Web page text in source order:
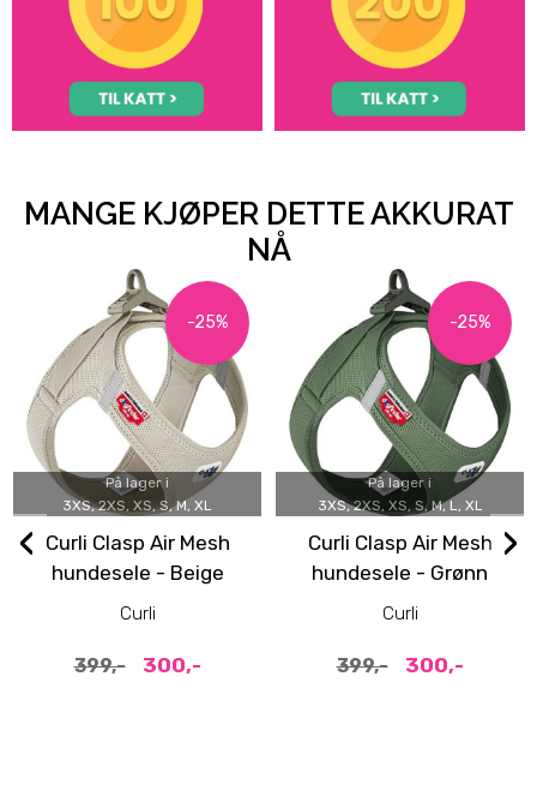
MANGE KJØPER DETTE AKKURAT
NÅ
-25%
På lager i
3XS, 2XS, XS, S, M, XL
Curli Clasp Air Mesh
hundesele - Beige
Curli
399,- 300,-
-25%
På lager i
3XS, 2XS, XS, S, M, L, XL
Curli Clasp Air Mesh
hundesele - Grønn
Moss
Curli
399,- 300,-
‹ ›